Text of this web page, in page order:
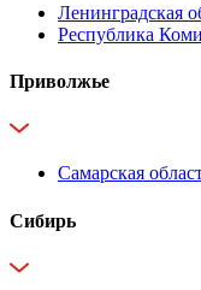
Ленинградская
Республика Коми
Приволжье
Самарская
Сибирь